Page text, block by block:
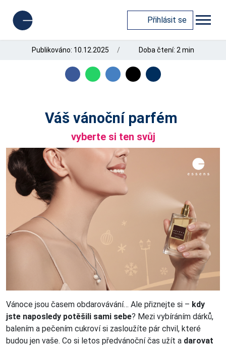
Přihlásit se
Publikováno: 10.12.2025 Doba čtení: 2 min
Váš vánoční parfém
vyberte si ten svůj
Vánoce jsou časem obdarovávání… Ale přiznejte si – kdy
jste naposledy potěšili sami sebe? Mezi vybíráním dárků,
balením a pečením cukroví si zasloužíte pár chvil, které
budou jen vaše. Co si letos předvánoční čas užít a darovat